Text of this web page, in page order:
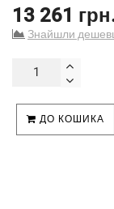
13 261
Знайшли
ДО КОШИКА